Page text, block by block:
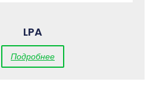
LPA
Подробнее